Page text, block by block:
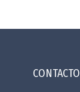
CONTACTO